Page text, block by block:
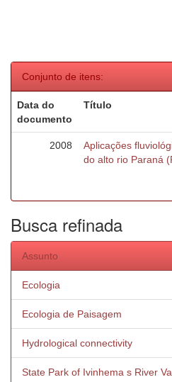
Conjunto de itens:
Data do
documento
Título
2008
Aplicações
do alto rio Paraná
Busca refinada
Assunto
Ecologia
Ecologia de Paisagem
Hydrological connectivity
State Park of Ivinhema s River